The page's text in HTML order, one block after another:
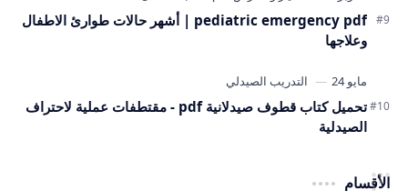
pediatric emergency pdf | أشهر حالات طوارئ الاطفال
وعلاجها
تحميل كتاب قطوف صيدلانية pdf - مقتطفات عملية لاحتراف
الصيدلية
الأقسام